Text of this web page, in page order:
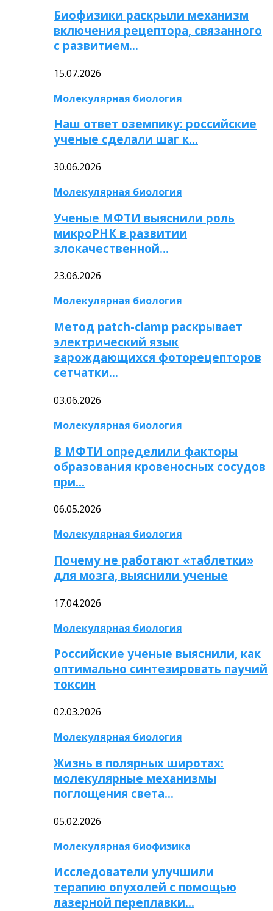
Биофизики раскрыли механизм
включения рецептора, связанного
с развитием…
15.07.2026
Молекулярная биология
Наш ответ оземпику: российские
ученые сделали шаг к…
30.06.2026
Молекулярная биология
Ученые МФТИ выяснили роль
микроРНК в развитии
злокачественной…
23.06.2026
Молекулярная биология
Метод patch-clamp раскрывает
электрический язык
зарождающихся фоторецепторов
сетчатки…
03.06.2026
Молекулярная биология
В МФТИ определили факторы
образования кровеносных сосудов
при…
06.05.2026
Молекулярная биология
Почему не работают «таблетки»
для мозга, выяснили ученые
17.04.2026
Молекулярная биология
Российские ученые выяснили, как
оптимально синтезировать паучий
токсин
02.03.2026
Молекулярная биология
Жизнь в полярных широтах:
молекулярные механизмы
поглощения света…
05.02.2026
Молекулярная биофизика
Исследователи улучшили
терапию опухолей с помощью
лазерной переплавки…